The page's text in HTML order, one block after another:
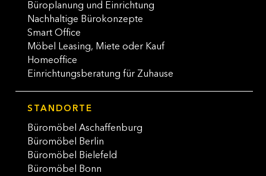
Büroplanung und Einrichtung
Nachhaltige Bürokonzepte
Smart Office
Möbel Leasing, Miete oder Kauf
Homeoffice
Einrichtungsberatung für Zuhause
STANDORTE
Büromöbel Aschaffenburg
Büromöbel Berlin
Büromöbel Bielefeld
Büromöbel Bonn